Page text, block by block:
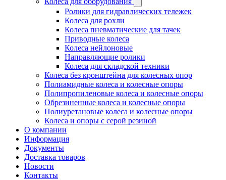
Ролики для гидравлических тележек
Колеса для рохли
Колеса пневматические для тачек
Приводные колеса
Колеса нейлоновые
Направляющие ролики
Колеса для складской техники
Колеса без кронштейна для колесных опор
Полиамидные колеса и колесные опоры
Полипропиленовые колеса и колесные опоры
Обрезиненные колеса и колесные опоры
Полиуретановые колеса и колесные опоры
Колеса и опоры с серой резиной
О компании
Информация
Документы
Доставка товаров
Новости
Контакты